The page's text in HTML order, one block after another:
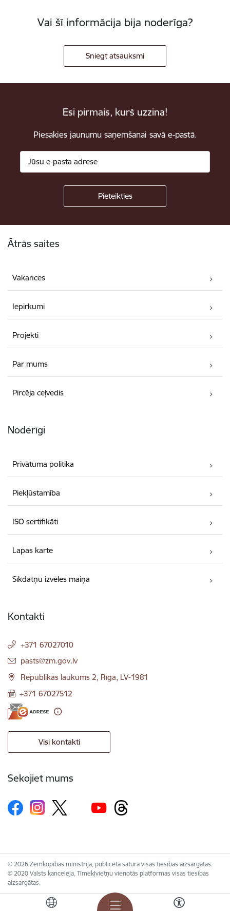
Vai šī informācija bija noderīga?
Sniegt atsauksmi
Esi pirmais, kurš uzzina!
Piesakies jaunumu saņemšanai savā e-pastā.
Ātrās saites
Vakances
Iepirkumi
Projekti
Par mums
Pircēja ceļvedis
Noderīgi
Privātuma politika
Piekļūstamība
ISO sertifikāti
Lapas karte
Sīkdatņu izvēles maiņa
Kontakti
+371 67027010
E-pasts:
pasts@zm.gov.lv
Republikas laukums 2, Rīga, LV-1981
+371 67027512
Visi kontakti
Sekojiet mums
© 2026 Zemkopības ministrija, publicētā satura visas tiesības aizsargātas.
© 2020 Valsts kanceleja, Tīmekļvietņu vienotās platformas visas tiesības
aizsargātas.